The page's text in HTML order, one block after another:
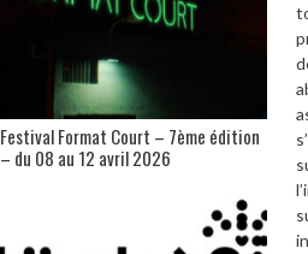
d
s’
l’
Festival Format Court – 7ème édition
– du 08 au 12 avril 2026